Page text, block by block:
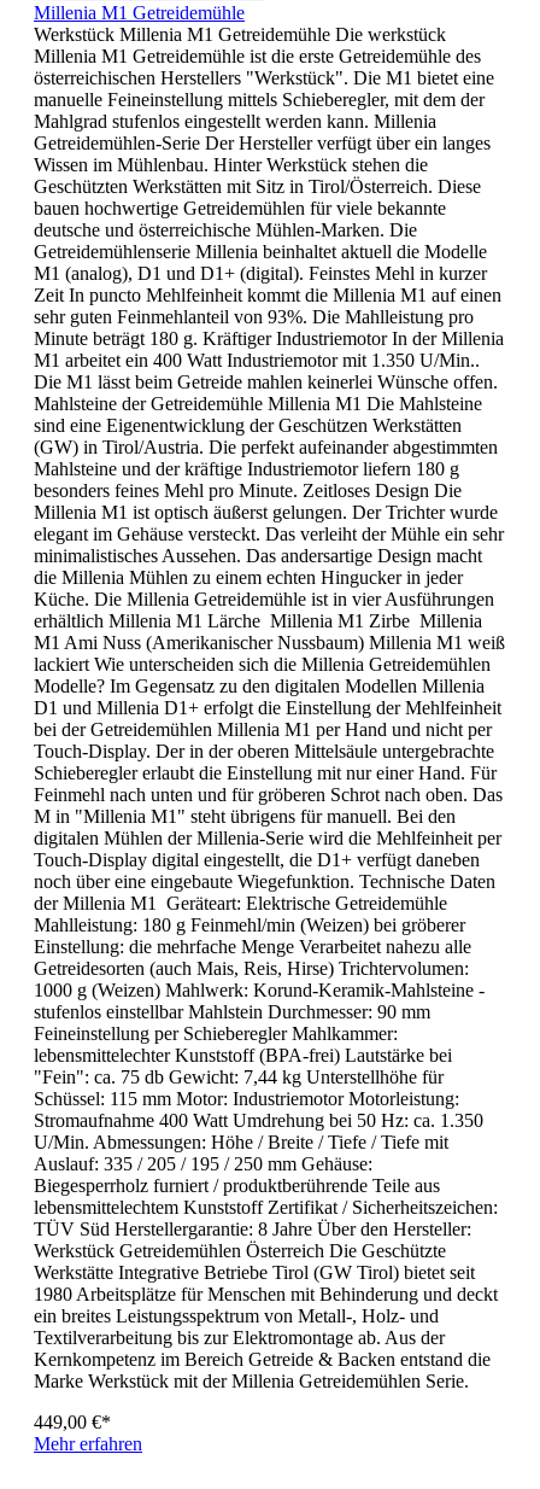
Millenia M1 Getreidemühle
Werkstück Millenia M1 Getreidemühle Die werkstück
Millenia M1 Getreidemühle ist die erste Getreidemühle des
österreichischen Herstellers "Werkstück". Die M1 bietet eine
manuelle Feineinstellung mittels Schieberegler, mit dem der
Mahlgrad stufenlos eingestellt werden kann. Millenia
Getreidemühlen-Serie Der Hersteller verfügt über ein langes
Wissen im Mühlenbau. Hinter Werkstück stehen die
Geschützten Werkstätten mit Sitz in Tirol/Österreich. Diese
bauen hochwertige Getreidemühlen für viele bekannte
deutsche und österreichische Mühlen-Marken. Die
Getreidemühlenserie Millenia beinhaltet aktuell die Modelle
M1 (analog), D1 und D1+ (digital). Feinstes Mehl in kurzer
Zeit In puncto Mehlfeinheit kommt die Millenia M1 auf einen
sehr guten Feinmehlanteil von 93%. Die Mahlleistung pro
Minute beträgt 180 g. Kräftiger Industriemotor In der Millenia
M1 arbeitet ein 400 Watt Industriemotor mit 1.350 U/Min..
Die M1 lässt beim Getreide mahlen keinerlei Wünsche offen.
Mahlsteine der Getreidemühle Millenia M1 Die Mahlsteine
sind eine Eigenentwicklung der Geschützen Werkstätten
(GW) in Tirol/Austria. Die perfekt aufeinander abgestimmten
Mahlsteine und der kräftige Industriemotor liefern 180 g
besonders feines Mehl pro Minute. Zeitloses Design Die
Millenia M1 ist optisch äußerst gelungen. Der Trichter wurde
elegant im Gehäuse versteckt. Das verleiht der Mühle ein sehr
minimalistisches Aussehen. Das andersartige Design macht
die Millenia Mühlen zu einem echten Hingucker in jeder
Küche. Die Millenia Getreidemühle ist in vier Ausführungen
erhältlich Millenia M1 Lärche Millenia M1 Zirbe Millenia
M1 Ami Nuss (Amerikanischer Nussbaum) Millenia M1 weiß
lackiert Wie unterscheiden sich die Millenia Getreidemühlen
Modelle? Im Gegensatz zu den digitalen Modellen Millenia
D1 und Millenia D1+ erfolgt die Einstellung der Mehlfeinheit
bei der Getreidemühlen Millenia M1 per Hand und nicht per
Touch-Display. Der in der oberen Mittelsäule untergebrachte
Schieberegler erlaubt die Einstellung mit nur einer Hand. Für
Feinmehl nach unten und für gröberen Schrot nach oben. Das
M in "Millenia M1" steht übrigens für manuell. Bei den
digitalen Mühlen der Millenia-Serie wird die Mehlfeinheit per
Touch-Display digital eingestellt, die D1+ verfügt daneben
noch über eine eingebaute Wiegefunktion. Technische Daten
der Millenia M1 Geräteart: Elektrische Getreidemühle
Mahlleistung: 180 g Feinmehl/min (Weizen) bei gröberer
Einstellung: die mehrfache Menge Verarbeitet nahezu alle
Getreidesorten (auch Mais, Reis, Hirse) Trichtervolumen:
1000 g (Weizen) Mahlwerk: Korund-Keramik-Mahlsteine -
stufenlos einstellbar Mahlstein Durchmesser: 90 mm
Feineinstellung per Schieberegler Mahlkammer:
lebensmittelechter Kunststoff (BPA-frei) Lautstärke bei
"Fein": ca. 75 db Gewicht: 7,44 kg Unterstellhöhe für
Schüssel: 115 mm Motor: Industriemotor Motorleistung:
Stromaufnahme 400 Watt Umdrehung bei 50 Hz: ca. 1.350
U/Min. Abmessungen: Höhe / Breite / Tiefe / Tiefe mit
Auslauf: 335 / 205 / 195 / 250 mm Gehäuse:
Biegesperrholz furniert / produktberührende Teile aus
lebensmittelechtem Kunststoff Zertifikat / Sicherheitszeichen:
TÜV Süd Herstellergarantie: 8 Jahre Über den Hersteller:
Werkstück Getreidemühlen Österreich Die Geschützte
Werkstätte Integrative Betriebe Tirol (GW Tirol) bietet seit
1980 Arbeitsplätze für Menschen mit Behinderung und deckt
ein breites Leistungsspektrum von Metall-, Holz- und
Textilverarbeitung bis zur Elektromontage ab. Aus der
Kernkompetenz im Bereich Getreide & Backen entstand die
Marke Werkstück mit der Millenia Getreidemühlen Serie.
449,00 €*
Mehr erfahren